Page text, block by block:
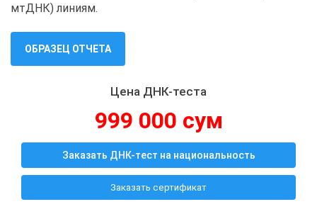
мтДНК) линиям.
ОБРАЗЕЦ ОТЧЕТА
Цена ДНК-теста
999 000 сум
Заказать ДНК-тест на национальность
Заказать сертификат